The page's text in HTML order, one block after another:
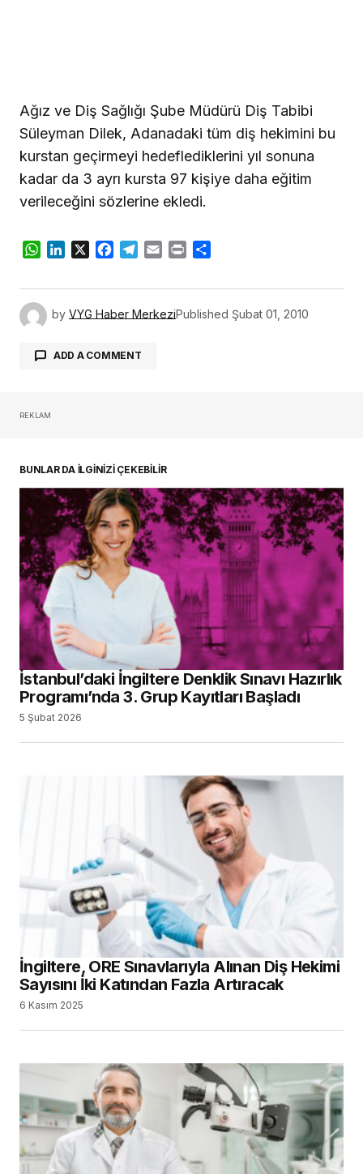
Ağız ve Diş Sağlığı Şube Müdürü Diş Tabibi
Süleyman Dilek, Adanadaki tüm diş hekimini bu
kurstan geçirmeyi hedeflediklerini yıl sonuna
kadar da 3 ayrı kursta 97 kişiye daha eğitim
verileceğini sözlerine ekledi.
WhatsApp
LinkedIn
X Facebook
Telegram
Email Print
by VYG Haber MerkeziPublished Şubat 01, 2010
ADD A COMMENT
REKLAM
BUNLAR DA İLGİNİZİ ÇEKEBİLİR
İstanbul’daki İngiltere Denklik Sınavı Hazırlık
Programı’nda 3. Grup Kayıtları Başladı
5 Şubat 2026
İngiltere, ORE Sınavlarıyla Alınan Diş Hekimi
Sayısını İki Katından Fazla Artıracak
6 Kasım 2025